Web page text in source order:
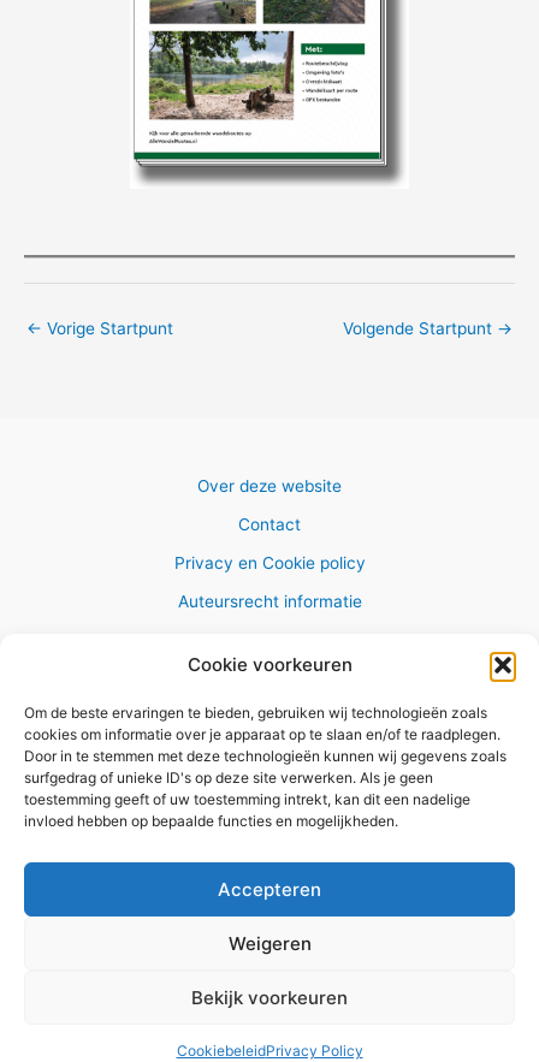
Cookie voorkeuren
Om de beste ervaringen te bieden, gebruiken wij technologieën zoals
cookies om informatie over je apparaat op te slaan en/of te raadplegen.
Door in te stemmen met deze technologieën kunnen wij gegevens zoals
surfgedrag of unieke ID's op deze site verwerken. Als je geen
toestemming geeft of uw toestemming intrekt, kan dit een nadelige
invloed hebben op bepaalde functies en mogelijkheden.
Accepteren
Weigeren
Bekijk voorkeuren
CookiebeleidPrivacy Policy
← Vorige Startpunt Volgende Startpunt →
Over deze website
Contact
Privacy en Cookie policy
Auteursrecht informatie
Copyright © 2026 AlleWandelRoutes.nl
Vul hier je e-mail adres in om het
GRATIS wandelboekje te
ontvangen
Versturen